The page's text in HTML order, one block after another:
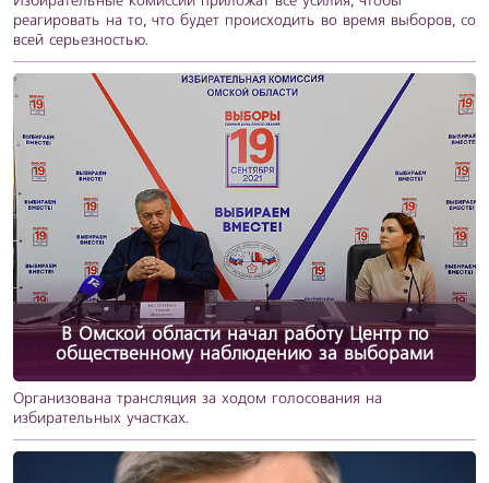
реагировать на то, что будет происходить во время выборов, со
всей серьезностью.
В Омской области начал работу Центр по
общественному наблюдению за выборами
Организована трансляция за ходом голосования на
избирательных участках.